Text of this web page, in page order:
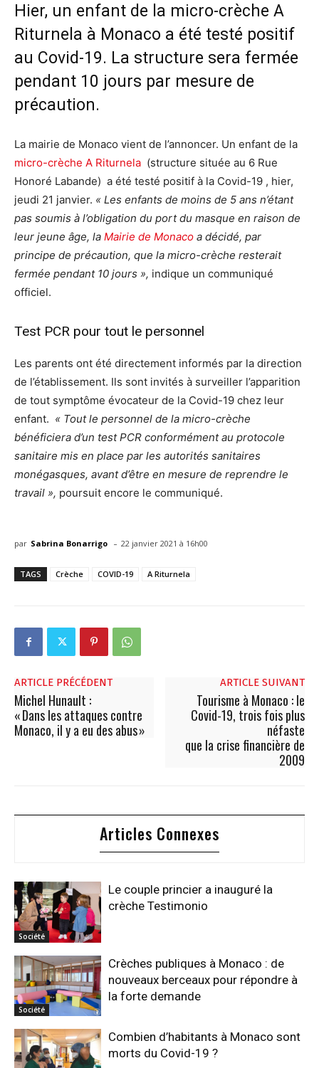
Hier, un enfant de la micro-crèche A
Riturnela à Monaco a été testé positif
au Covid-19. La structure sera fermée
pendant 10 jours par mesure de
précaution.
La mairie de Monaco vient de l’annoncer. Un enfant de la
micro-crèche A Riturnela (structure située au 6 Rue
Honoré Labande) a été testé positif à la Covid-19 , hier,
jeudi 21 janvier. « Les enfants de moins de 5 ans n’étant
pas soumis à l’obligation du port du masque en raison de
leur jeune âge, la Mairie de Monaco a décidé, par
principe de précaution, que la micro-crèche resterait
fermée pendant 10 jours », indique un communiqué
officiel.
Test PCR pour tout le personnel
Les parents ont été directement informés par la direction
de l’établissement. Ils sont invités à surveiller l’apparition
de tout symptôme évocateur de la Covid-19 chez leur
enfant. « Tout le personnel de la micro-crèche
bénéficiera d’un test PCR conformément au protocole
sanitaire mis en place par les autorités sanitaires
monégasques, avant d’être en mesure de reprendre le
travail », poursuit encore le communiqué.
par Sabrina Bonarrigo - 22 janvier 2021 à 16h00
TAGS Crèche COVID-19 A Riturnela
ARTICLE PRÉCÉDENT
Michel Hunault :
« Dans les attaques contre
Monaco, il y a eu des abus »
ARTICLE SUIVANT
Tourisme à Monaco : le
Covid-19, trois fois plus
néfaste
que la crise financière de
2009
Articles Connexes
Société
Le couple princier a inauguré la
crèche Testimonio
Société
Crèches publiques à Monaco : de
nouveaux berceaux pour répondre à
la forte demande
Combien d’habitants à Monaco sont
morts du Covid-19 ?